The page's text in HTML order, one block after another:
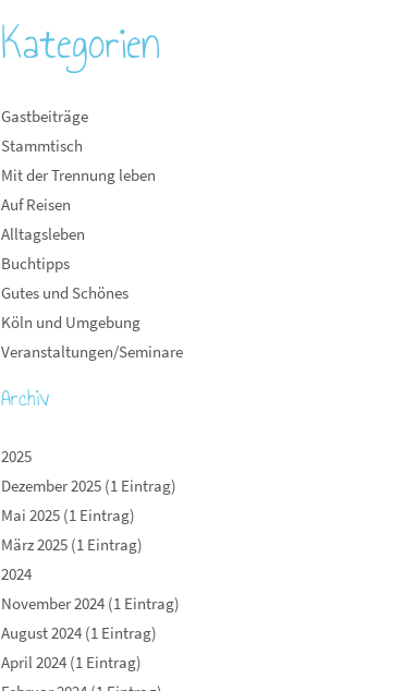
Kategorien
Gastbeiträge
Stammtisch
Mit der Trennung leben
Auf Reisen
Alltagsleben
Buchtipps
Gutes und Schönes
Köln und Umgebung
Veranstaltungen/Seminare
Archiv
2025
Dezember 2025 (1 Eintrag)
Mai 2025 (1 Eintrag)
März 2025 (1 Eintrag)
2024
November 2024 (1 Eintrag)
August 2024 (1 Eintrag)
April 2024 (1 Eintrag)